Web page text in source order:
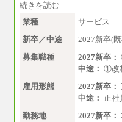
続きを読む
業種
サービス
新卒／中途
2027新卒(
募集職種
2027新卒：
中途： ①改
雇用形態
2027新卒：
中途： 正社
勤務地
2027新卒：